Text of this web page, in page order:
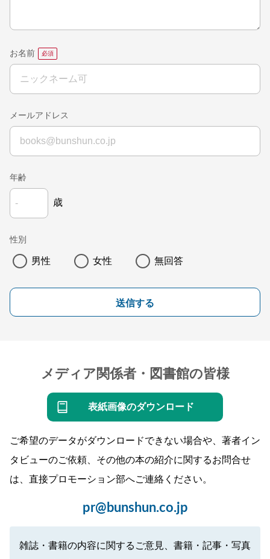
お名前
メールアドレス
年齢
歳
性別
男性 女性 無回答
送信する
メディア関係者・図書館の皆様
表紙画像のダウンロード
ご希望のデータがダウンロードできない場合や、著者イン
タビューのご依頼、その他の本の紹介に関するお問合せ
は、直接プロモーション部へご連絡ください。
pr@bunshun.co.jp
雑誌・書籍の内容に関するご意見、書籍・記事・写真